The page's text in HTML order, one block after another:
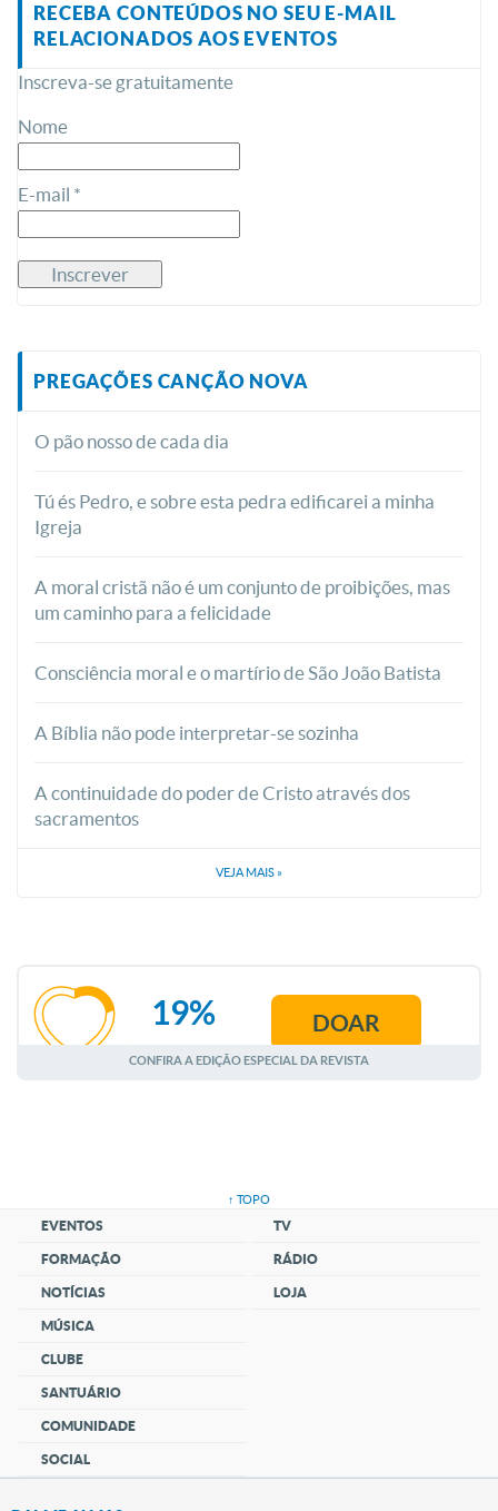
RECEBA CONTEÚDOS NO SEU E-MAIL
RELACIONADOS AOS EVENTOS
Inscreva-se gratuitamente
Nome
E-mail *
PREGAÇÕES CANÇÃO NOVA
O pão nosso de cada dia
Tú és Pedro, e sobre esta pedra edificarei a minha
Igreja
A moral cristã não é um conjunto de proibições, mas
um caminho para a felicidade
Consciência moral e o martírio de São João Batista
A Bíblia não pode interpretar-se sozinha
A continuidade do poder de Cristo através dos
sacramentos
VEJA MAIS »
AGOSTO
19% DOAR
CONFIRA A EDIÇÃO ESPECIAL DA REVISTA
↑ TOPO
EVENTOS
FORMAÇÃO
NOTÍCIAS
MÚSICA
CLUBE
SANTUÁRIO
COMUNIDADE
SOCIAL
TV
RÁDIO
LOJA